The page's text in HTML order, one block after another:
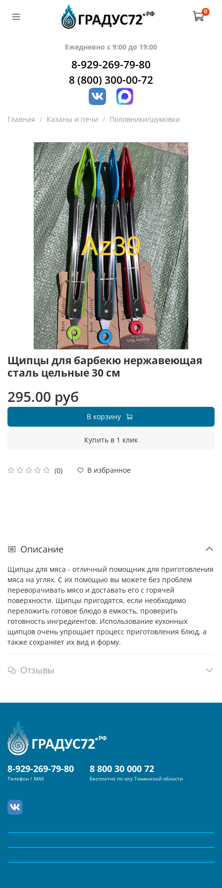
0
Ежедневно с 9:00 до 19:00
8-929-269-79-80
8 (800) 300-00-72
Главная Казаны и печи Половники/шумовки
Щипцы для барбекю нержавеющая
сталь цельные 30 см
(0) В избранное
295.00 руб
В корзину
Купить в 1 клик
Описание
Щипцы для мяса - отличный помощник для приготовления
мяса на углях. С их помощью вы можете без проблем
переворачивать мясо и доставать его с горячей
поверхности. Щипцы пригодятся, если необходимо
переложить готовое блюдо в емкость, проверить
готовность ингредиентов. Использование кухонных
щипцов очень упрощает процесс приготовления блюд, а
также сохраняет их вид и форму.
Отзывы
8-929-269-79-80
Телефон / MAX
8 800 30 000 72
Бесплатно по югу Тюменской области